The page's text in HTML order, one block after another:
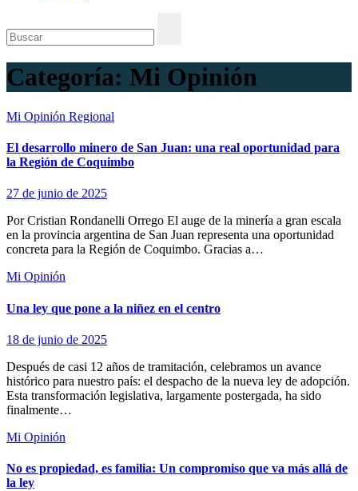
Categoría: Mi Opinión
Mi Opinión Regional
El desarrollo minero de San Juan: una real oportunidad para
la Región de Coquimbo
27 de junio de 2025
Por Cristian Rondanelli Orrego El auge de la minería a gran escala
en la provincia argentina de San Juan representa una oportunidad
concreta para la Región de Coquimbo. Gracias a…
Mi Opinión
Una ley que pone a la niñez en el centro
18 de junio de 2025
Después de casi 12 años de tramitación, celebramos un avance
histórico para nuestro país: el despacho de la nueva ley de adopción.
Esta transformación legislativa, largamente postergada, ha sido
finalmente…
Mi Opinión
No es propiedad, es familia: Un compromiso que va más allá de
la ley